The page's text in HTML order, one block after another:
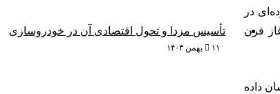
تأسیس مزدا و تحول اقتصادی آن در خودروسازی
۱۱ بهمن ۱۴۰۳
در
قرن
داده